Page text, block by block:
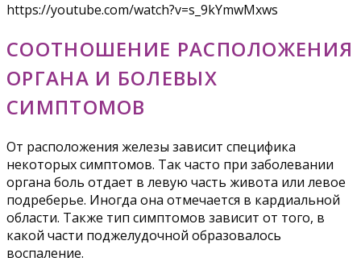
https://youtube.com/watch?v=s_9kYmwMxws
СООТНОШЕНИЕ РАСПОЛОЖЕНИЯ
ОРГАНА И БОЛЕВЫХ
СИМПТОМОВ
От расположения железы зависит специфика
некоторых симптомов. Так часто при заболевании
органа боль отдает в левую часть живота или левое
подреберье. Иногда она отмечается в кардиальной
области. Также тип симптомов зависит от того, в
какой части поджелудочной образовалось
воспаление.